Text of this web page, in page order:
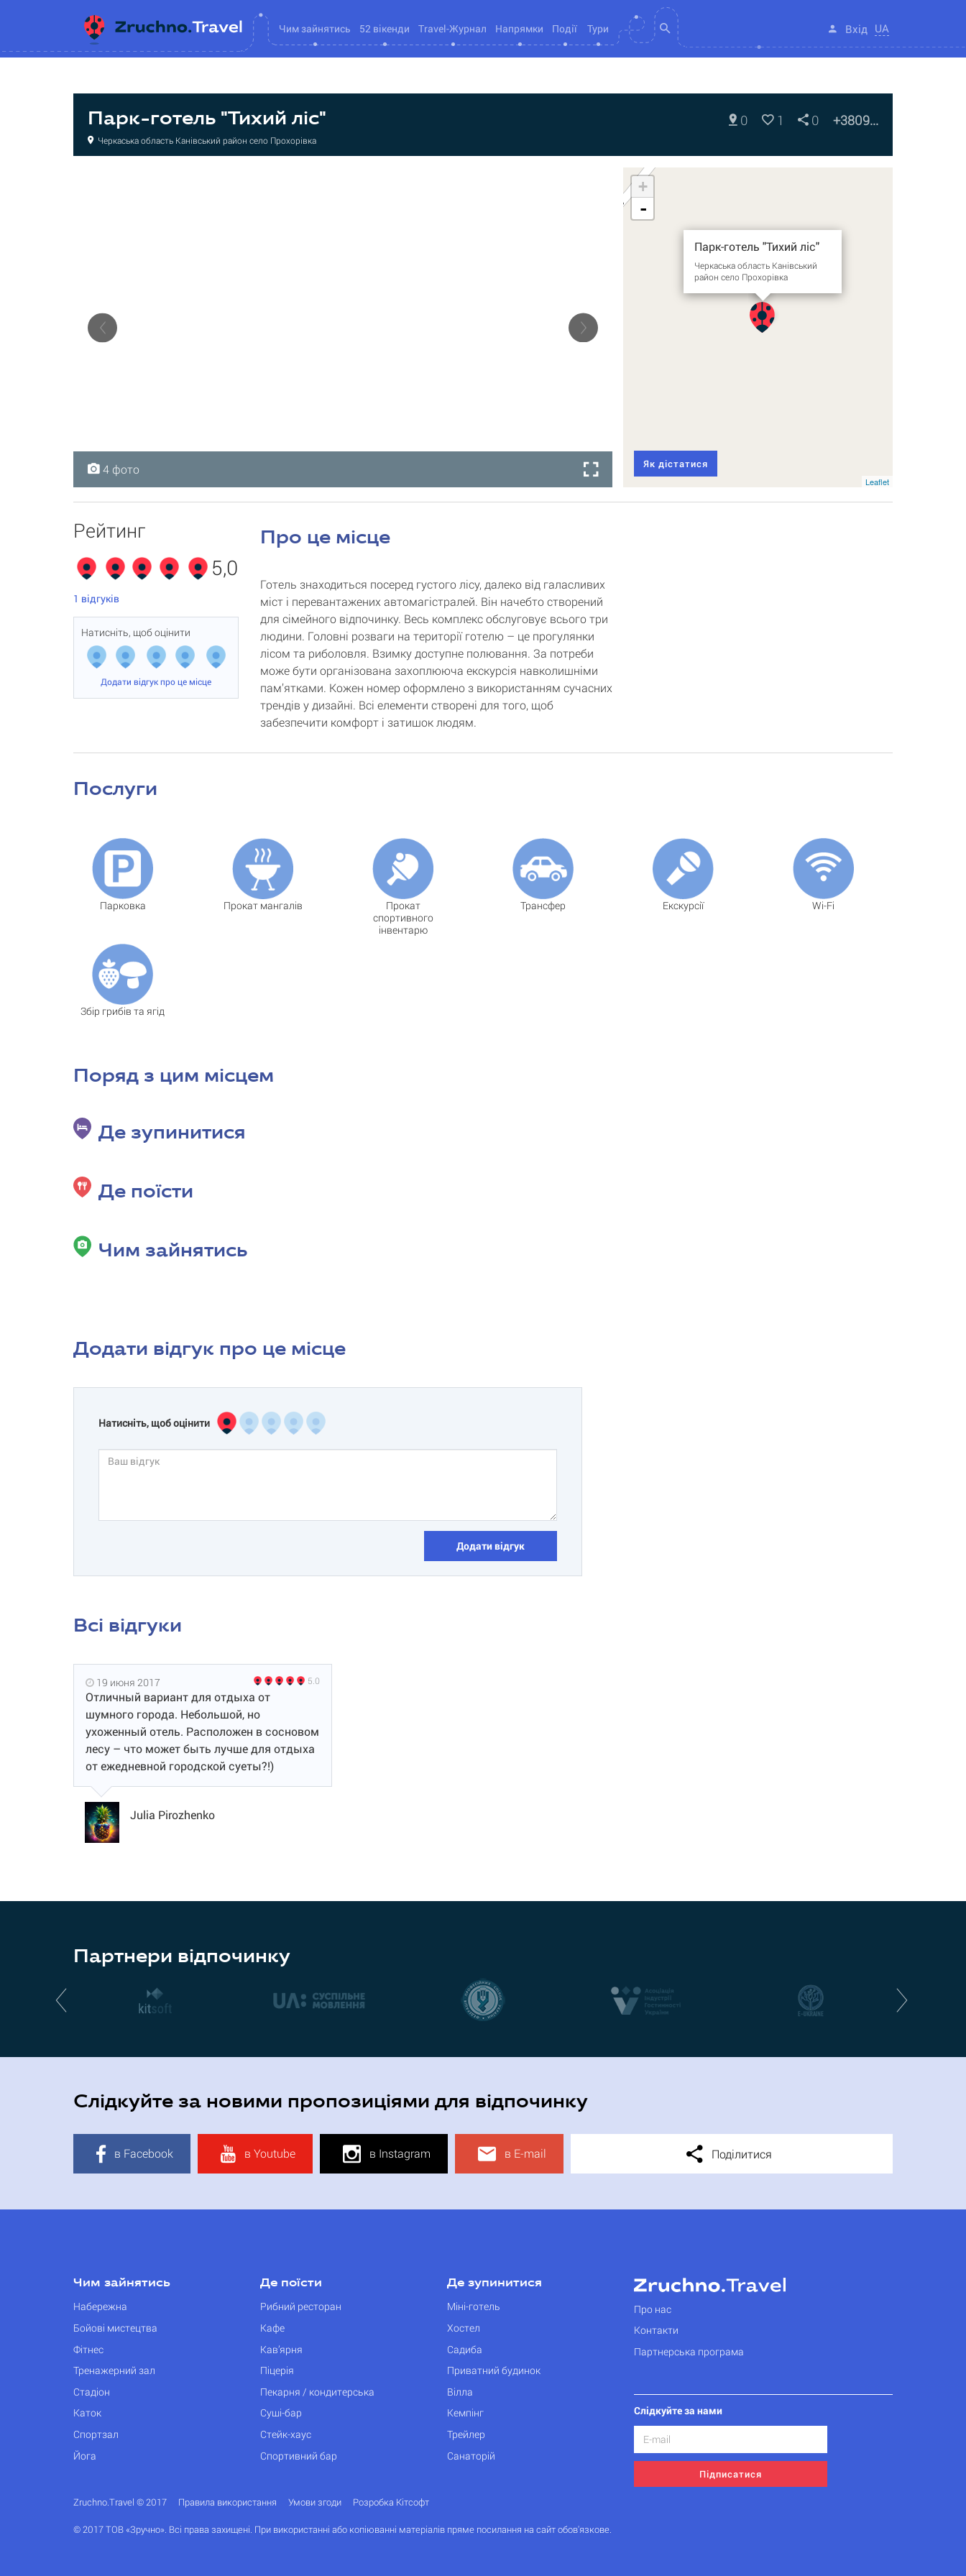
Чим зайнятись 52 вікенди Travel-Журнал Напрямки Події Тури Вхід UA
Парк-готель "Тихий ліс"
Черкаська область Канівський район село Прохорівка
0 1 0 +3809...
4 фото
4 фото
4 фото
4 фото
Парк-готель "Тихий ліс"
Черкаська область Канівський
район село Прохорівка
+
-
Leaflet
Як дістатися
Рейтинг
5,0
1 відгуків
Натисніть, щоб оцінити
Додати відгук про це місце
Про це місце
Готель знаходиться посеред густого лісу, далеко від галасливих
міст і перевантажених автомагістралей. Він начебто створений
для сімейного відпочинку. Весь комплекс обслуговує всього три
людини. Головні розваги на території готелю – це прогулянки
лісом та риболовля. Взимку доступне полювання. За потреби
може бути організована захоплююча екскурсія навколишніми
пам’ятками. Кожен номер оформлено з використанням сучасних
трендів у дизайні. Всі елементи створені для того, щоб
забезпечити комфорт і затишок людям.
Послуги
Парковка Прокат мангалів
Прокат
спортивного
інвентарю
Трансфер Екскурсії Wi-Fi
Збір грибів та ягід
Поряд з цим місцем
Де зупинитися
Де поїсти
Чим зайнятись
Додати відгук про це місце
Натисніть, щоб оцінити
Додати відгук
Всі відгуки
19 июня 2017 5.0
Отличный вариант для отдыха от
шумного города. Небольшой, но
ухоженный отель. Расположен в сосновом
лесу – что может быть лучше для отдыха
от ежедневной городской суеты?!)
Julia Pirozhenko
Партнери відпочинку
Слідкуйте за новими пропозиціями для відпочинку
в Facebook в Youtube в Instagram в E-mail Поділитися
Чим зайнятись
Набережна
Бойові мистецтва
Фітнес
Тренажерний зал
Стадіон
Каток
Спортзал
Йога
Де поїсти
Рибний ресторан
Кафе
Кав’ярня
Піцерія
Пекарня / кондитерська
Суші-бар
Стейк-хаус
Спортивний бар
Де зупинитися
Міні-готель
Хостел
Садиба
Приватний будинок
Вілла
Кемпінг
Трейлер
Санаторій
Про нас
Контакти
Партнерська програма
Слідкуйте за нами
Підписатися
Zruchno.Travel © 2017 Правила використання Умови згоди Розробка Кітсофт
© 2017 ТОВ «Зручно». Всі права захищені. При використанні або копіюванні матеріалів пряме посилання на сайт обов'язкове.